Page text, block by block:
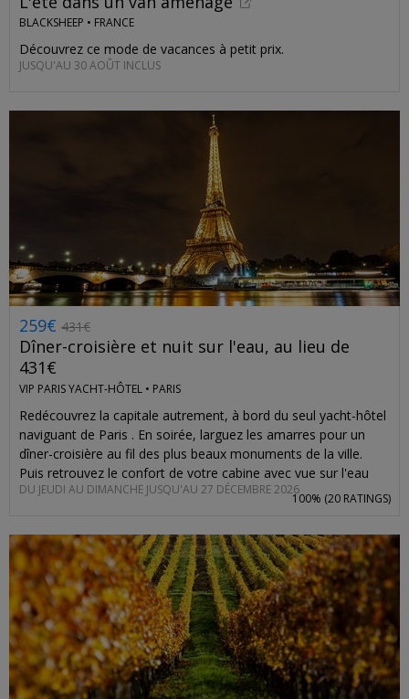
BLACKSHEEP • FRANCE
Découvrez ce mode de vacances à petit prix.
JUSQU'AU 30 AOÛT INCLUS
259€ 431€
Dîner-croisière et nuit sur l'eau, au lieu de
431€
VIP PARIS YACHT-HÔTEL • PARIS
Redécouvrez la capitale autrement, à bord du seul yacht-hôtel
naviguant de Paris . En soirée, larguez les amarres pour un
dîner-croisière au fil des plus beaux monuments de la ville.
Puis retrouvez le confort de votre cabine avec vue sur l'eau
pour une nuit paisible. L’offre inclut la garantie d’ une table aux
optez pour une suite avec jacuzzi et sauna. Vous économisez
entre 27% et 40% par rapport aux prix habituels. Valable
jusqu’en décembre 2026 .
DU JEUDI AU DIMANCHE JUSQU'AU 27 DÉCEMBRE 2026
100% (20 RATINGS)